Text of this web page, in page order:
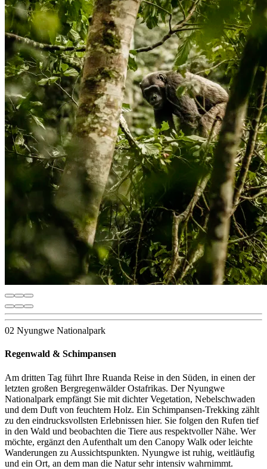
02 Nyungwe Nationalpark
Regenwald & Schimpansen
Am dritten Tag führt Ihre Ruanda Reise in den Süden, in einen der
letzten großen Bergregenwälder Ostafrikas. Der Nyungwe
Nationalpark empfängt Sie mit dichter Vegetation, Nebelschwaden
und dem Duft von feuchtem Holz. Ein Schimpansen-Trekking zählt
zu den eindrucksvollsten Erlebnissen hier. Sie folgen den Rufen tief
in den Wald und beobachten die Tiere aus respektvoller Nähe. Wer
möchte, ergänzt den Aufenthalt um den Canopy Walk oder leichte
Wanderungen zu Aussichtspunkten. Nyungwe ist ruhig, weitläufig
und ein Ort, an dem man die Natur sehr intensiv wahrnimmt.